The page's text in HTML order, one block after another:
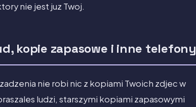
nie jest juz Twoj.
kopie zapasowe i inne telefony
nie robi nic z kopiami Twoich zdjec w
ludzi, starszymi kopiami zapasowymi